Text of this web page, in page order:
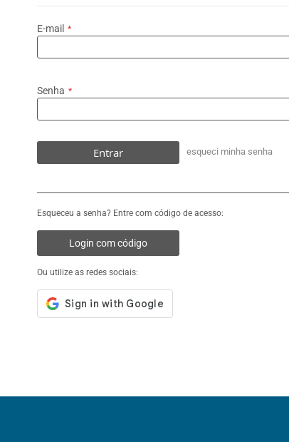
E-mail
Senha
Entrar esqueci minha senha
Esqueceu a senha? Entre com código de acesso:
Login com código
Ou utilize as redes sociais: